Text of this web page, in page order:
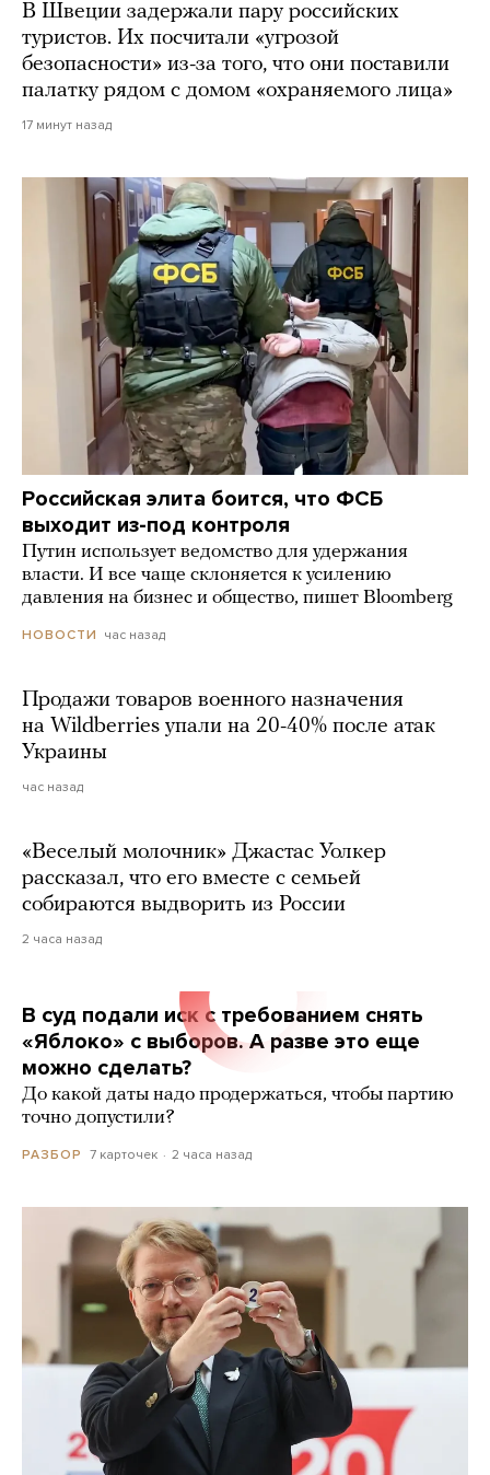
В Швеции задержали пару российских
туристов. Их посчитали «угрозой
безопасности» из-за того, что они поставили
палатку рядом с домом «охраняемого лица»
17 минут назад
Российская элита боится, что ФСБ
выходит из-под контроля
Путин использует ведомство для удержания
власти. И все чаще склоняется к усилению
давления на бизнес и общество, пишет Bloomberg
НОВОСТИ час назад
Продажи товаров военного назначения
на Wildberries упали на 20-40% после атак
Украины
час назад
«Веселый молочник» Джастас Уолкер
рассказал, что его вместе с семьей
собираются выдворить из России
2 часа назад
В суд подали иск с требованием снять
«Яблоко» с выборов. А разве это еще
можно сделать?
До какой даты надо продержаться, чтобы партию
точно допустили?
РАЗБОР 7 карточек 2 часа назад